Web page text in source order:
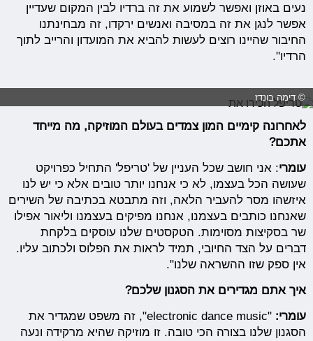
נעים באוזן ואפשר לשמוע את זה ברדיו לבין המקום שעדיין
אפשר לנגן את זה במסיבה ואנשים ירקדו, זה מבחינתנו
החיבור שהיינו רוצים לעשות להביא את המועדון והרייב לתוך
הרדיו".
© דימה בונדז
לאחרונה קימיים המון צמדים בעולם המוזיקה, מה מייחד
אתכם?
עומרי: אני חושב שכל העניין של 'טריפל' התחיל כפרויקט
שעושה הכל בעצמו, לא כי אנחנו יותר טובים אלא כי יש לנו
איזשהו מסר להעביר הלאה, וזה מתבטא בכתיבה של השירים
שאנחנו כותבים בעצמנו, אנחנו מפיקים בעצמנו וליאור אפילו
שר בסקיצות מסוימות. הטקסטים שלנו עוסקים בלקחת
דברים על הצד החיובי, תמיד לראות את הפלוס ולכתוב עליו.
אין ספק שזו ההשראה שלנו".
איך אתם מגדירים את הסגנון שלכם?
עומרי:
"electronic dance music", זה משפט שמגדיר את
הסגנון שלנו בצורה הכי טובה. זו מוזיקה שהיא מרקידה ונעה